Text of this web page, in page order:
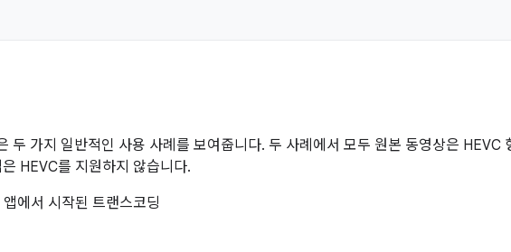
두 가지 일반적인 사용 사례를 보여줍니다. 두 사례에서 모두 원본 동영상은 HEVC
HEVC를 지원하지 않습니다.
에서 시작된 트랜스코딩